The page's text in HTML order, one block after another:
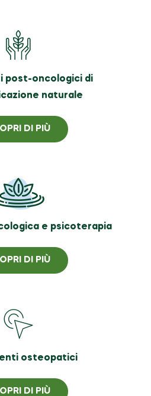
post-oncologici di
naturale
DI PIÙ
e psicoterapia
DI PIÙ
osteopatici
DI PIÙ